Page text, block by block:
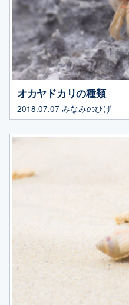
オカヤドカリの種類
2018.07.07 みなみのひげ